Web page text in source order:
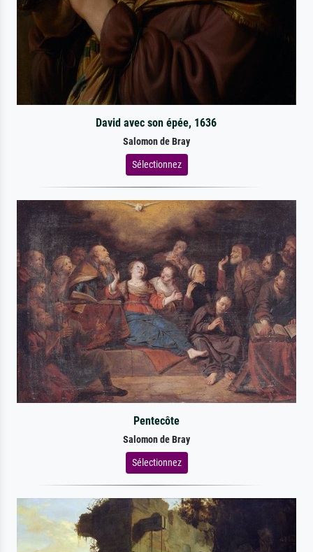
David avec son épée, 1636
Salomon de Bray
Sélectionnez
Pentecôte
Salomon de Bray
Sélectionnez